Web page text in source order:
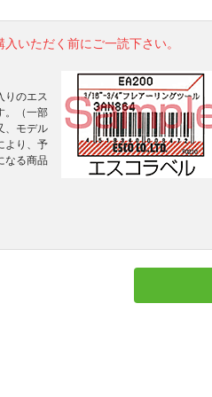
いただく前にご一読下さい。
りのエス
。（一部
、モデル
より、予
なる商品